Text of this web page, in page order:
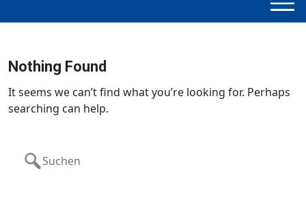
Nothing Found
It seems we can’t find what you’re looking for. Perhaps
searching can help.
for: